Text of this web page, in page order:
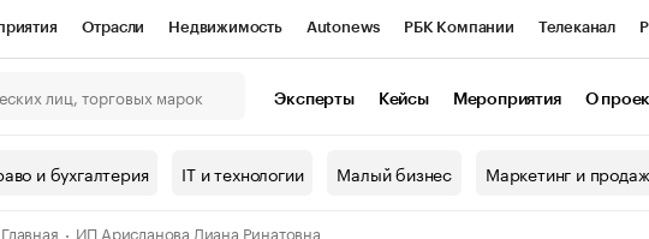
Отрасли Недвижимость Autonews РБК Компании Телеканал
Проверка контрагентов
Эксперты Кейсы Мероприятия О
и бухгалтерия IT и технологии Малый бизнес Маркетинг и
Главная ИП Арисланова Диана Ринатовна